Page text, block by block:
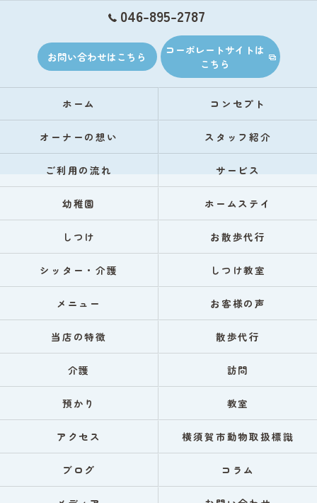
046-895-2787
お問い合わせはこちら
コーポレートサイトは
こちら
ホーム コンセプト
オーナーの想い スタッフ紹介
ご利用の流れ サービス
幼稚園 ホームステイ
しつけ お散歩代行
シッター・介護 しつけ教室
メニュー お客様の声
当店の特徴 散歩代行
介護 訪問
預かり 教室
アクセス 横須賀市動物取扱標識
ブログ コラム